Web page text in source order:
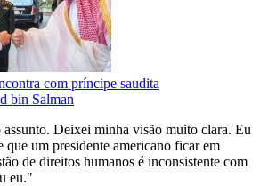
com príncipe saudita
bin Salman
Deixei minha visão muito clara. Eu
que um presidente americano ficar em
de direitos humanos é inconsistente com
eu."